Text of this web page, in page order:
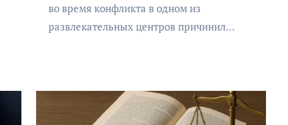
во время конфликта в одном из
развлекательных центров причинил…